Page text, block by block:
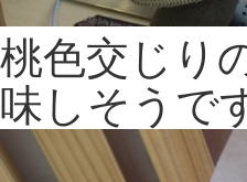
桃色交じり
味しそうで